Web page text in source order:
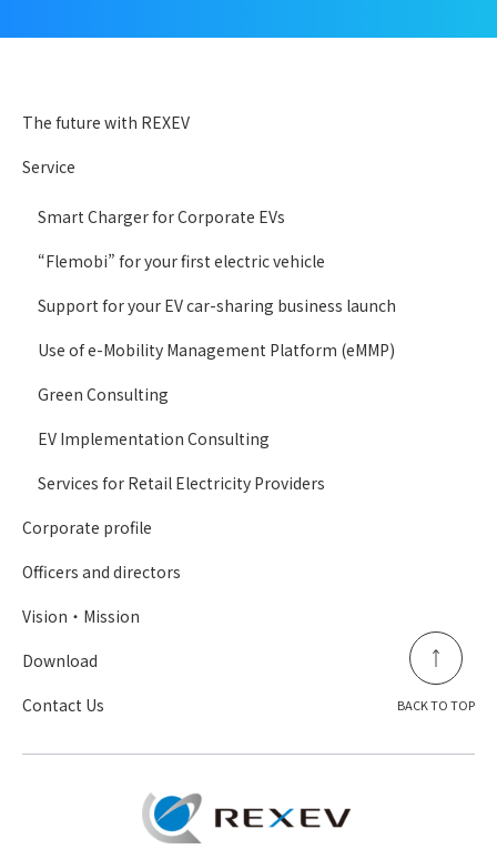
The future with REXEV
Service
Smart Charger for Corporate EVs
“Flemobi” for your first electric vehicle
Support for your EV car-sharing business launch
Use of e-Mobility Management Platform (eMMP)
Green Consulting
EV Implementation Consulting
Services for Retail Electricity Providers
Corporate profile
Officers and directors
Vision・Mission
Download
Contact Us
BACK TO TOP